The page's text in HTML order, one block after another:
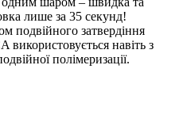
лише за 35 секунд!
подвійного затвердіння
навіть з
полімеризації.